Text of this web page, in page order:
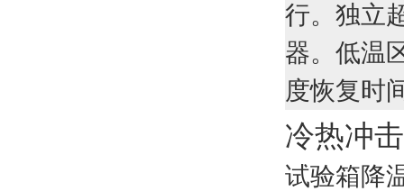
行。独立
器。低温
度恢复时
冷热冲
试验箱降